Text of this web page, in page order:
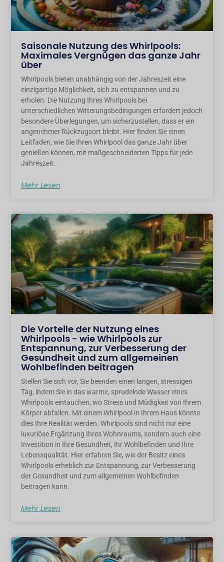
Saisonale Nutzung des Whirlpools:
Maximales Vergnügen das ganze Jahr
über
Whirlpools bieten unabhängig von der Jahreszeit eine
einzigartige Möglichkeit, sich zu entspannen und zu
erholen. Die Nutzung Ihres Whirlpools bei
unterschiedlichen Witterungsbedingungen erfordert jedoch
besondere Überlegungen, um sicherzustellen, dass er ein
angenehmer Rückzugsort bleibt. Hier finden Sie einen
Leitfaden, wie Sie Ihren Whirlpool das ganze Jahr über
genießen können, mit maßgeschneiderten Tipps für jede
Jahreszeit.
Mehr Lesen
Die Vorteile der Nutzung eines
Whirlpools - wie Whirlpools zur
Entspannung, zur Verbesserung der
Gesundheit und zum allgemeinen
Wohlbefinden beitragen
Stellen Sie sich vor, Sie beenden einen langen, stressigen
Tag, indem Sie in das warme, sprudelnde Wasser eines
Whirlpools eintauchen, wo Stress und Müdigkeit von Ihrem
Körper abfallen. Mit einem Whirlpool in Ihrem Haus könnte
dies Ihre Realität werden. Whirlpools sind nicht nur eine
luxuriöse Ergänzung Ihres Wohnraums, sondern auch eine
Investition in Ihre Gesundheit, Ihr Wohlbefinden und Ihre
Lebensqualität. Hier erfahren Sie, wie der Besitz eines
Whirlpools erheblich zur Entspannung, zur Verbesserung
der Gesundheit und zum allgemeinen Wohlbefinden
beitragen kann.
Mehr Lesen